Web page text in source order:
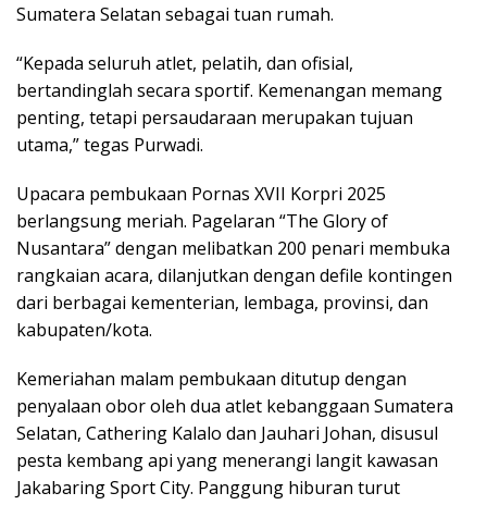
Sumatera Selatan sebagai tuan rumah.
“Kepada seluruh atlet, pelatih, dan ofisial,
bertandinglah secara sportif. Kemenangan memang
penting, tetapi persaudaraan merupakan tujuan
utama,” tegas Purwadi.
Upacara pembukaan Pornas XVII Korpri 2025
berlangsung meriah. Pagelaran “The Glory of
Nusantara” dengan melibatkan 200 penari membuka
rangkaian acara, dilanjutkan dengan defile kontingen
dari berbagai kementerian, lembaga, provinsi, dan
kabupaten/kota.
Kemeriahan malam pembukaan ditutup dengan
penyalaan obor oleh dua atlet kebanggaan Sumatera
Selatan, Cathering Kalalo dan Jauhari Johan, disusul
pesta kembang api yang menerangi langit kawasan
Jakabaring Sport City. Panggung hiburan turut